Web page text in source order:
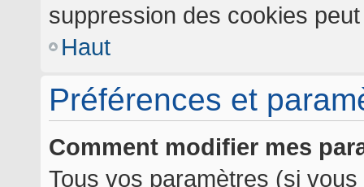
suppression des cookies
Haut
Préférences et
Comment modifier mes
Tous vos paramètres (si